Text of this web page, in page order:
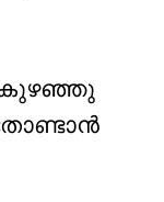
കുഴഞ്ഞു